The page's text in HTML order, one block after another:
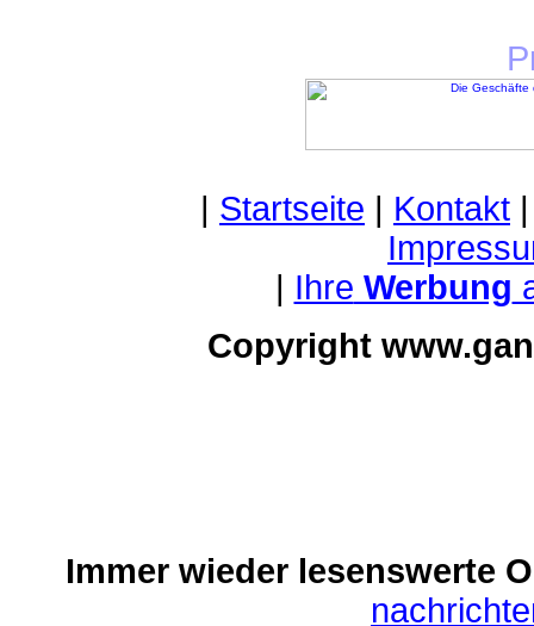
| Startseite | Kontakt
| Ihre Werbung
Copyright
Immer wieder lesenswerte